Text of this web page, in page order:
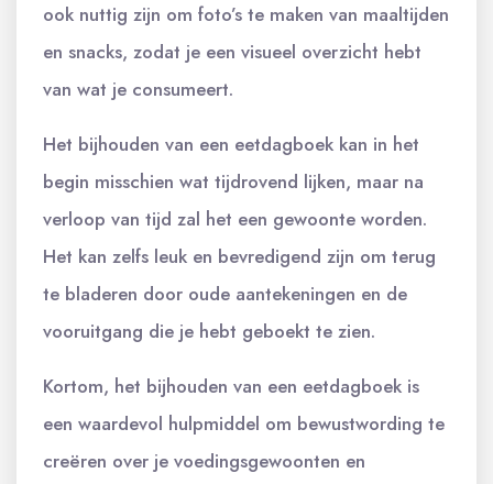
ook nuttig zijn om foto’s te maken van maaltijden
en snacks, zodat je een visueel overzicht hebt
van wat je consumeert.
Het bijhouden van een eetdagboek kan in het
begin misschien wat tijdrovend lijken, maar na
verloop van tijd zal het een gewoonte worden.
Het kan zelfs leuk en bevredigend zijn om terug
te bladeren door oude aantekeningen en de
vooruitgang die je hebt geboekt te zien.
Kortom, het bijhouden van een eetdagboek is
een waardevol hulpmiddel om bewustwording te
creëren over je voedingsgewoonten en